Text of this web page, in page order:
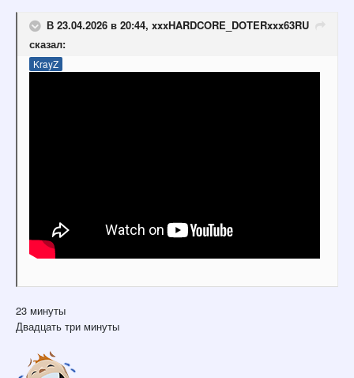
В 23.04.2026 в 20:44, xxxHARDCORE_DOTERxxx63RU
сказал:
KrayZ
23 минуты
Двадцать три минуты